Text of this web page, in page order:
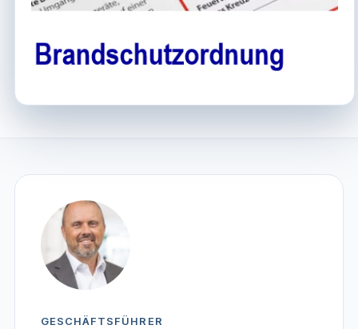
GESCHÄFTSFÜHRER